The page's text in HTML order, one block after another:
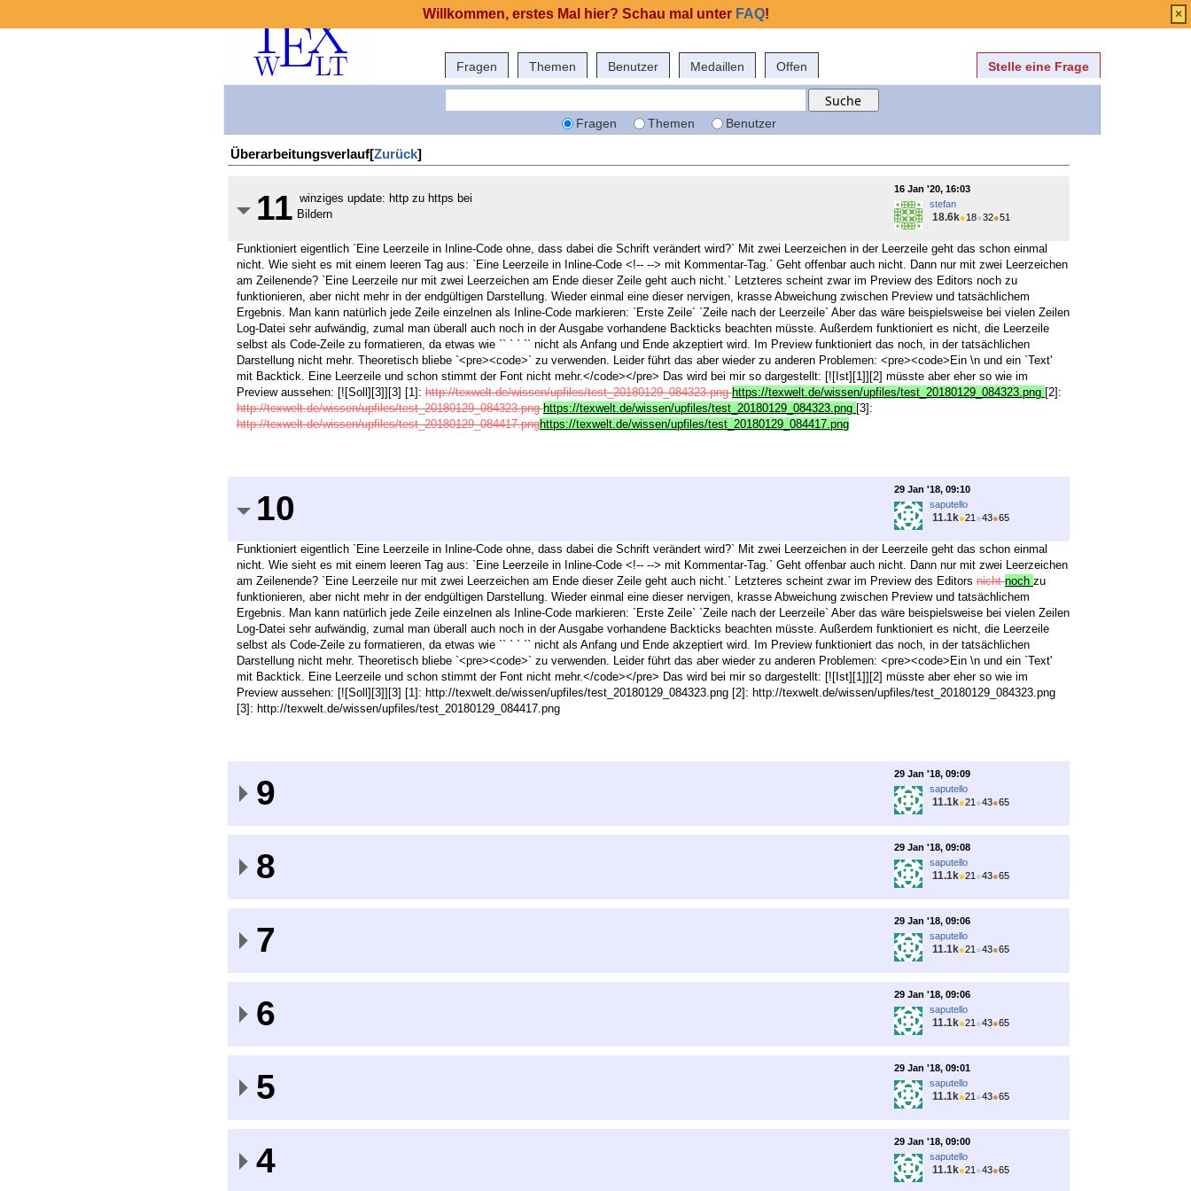
Fragen Themen Benutzer Medaillen Offen Stelle eine Frage
Fragen Themen Benutzer
Überarbeitungsverlauf[Zurück]
11 winziges update: http zu https bei
Bildern
16 Jan '20, 16:03
stefan
18.6k●18●32●51
Funktioniert eigentlich `Eine Leerzeile in Inline-Code ohne, dass dabei die Schrift verändert wird?` Mit zwei Leerzeichen in der Leerzeile geht das schon einmal
nicht. Wie sieht es mit einem leeren Tag aus: `Eine Leerzeile in Inline-Code <!-- --> mit Kommentar-Tag.` Geht offenbar auch nicht. Dann nur mit zwei Leerzeichen
am Zeilenende? `Eine Leerzeile nur mit zwei Leerzeichen am Ende dieser Zeile geht auch nicht.` Letzteres scheint zwar im Preview des Editors noch zu
funktionieren, aber nicht mehr in der endgültigen Darstellung. Wieder einmal eine dieser nervigen, krasse Abweichung zwischen Preview und tatsächlichem
Ergebnis. Man kann natürlich jede Zeile einzelnen als Inline-Code markieren: `Erste Zeile` `Zeile nach der Leerzeile` Aber das wäre beispielsweise bei vielen Zeilen
Log-Datei sehr aufwändig, zumal man überall auch noch in der Ausgabe vorhandene Backticks beachten müsste. Außerdem funktioniert es nicht, die Leerzeile
selbst als Code-Zeile zu formatieren, da etwas wie `` ` ` `` nicht als Anfang und Ende akzeptiert wird. Im Preview funktioniert das noch, in der tatsächlichen
Darstellung nicht mehr. Theoretisch bliebe `<pre><code>` zu verwenden. Leider führt das aber wieder zu anderen Problemen: <pre><code>Ein \n und ein `Text'
mit Backtick. Eine Leerzeile und schon stimmt der Font nicht mehr.</code></pre> Das wird bei mir so dargestellt: [![Ist][1]][2] müsste aber eher so wie im
Preview aussehen: [![Soll][3]][3] [1]: http://texwelt.de/wissen/upfiles/test_20180129_084323.pnghttps://texwelt.de/wissen/upfiles/test_20180129_084323.png [2]:
http://texwelt.de/wissen/upfiles/test_20180129_084323.pnghttps://texwelt.de/wissen/upfiles/test_20180129_084323.png [3]:
http://texwelt.de/wissen/upfiles/test_20180129_084417.pnghttps://texwelt.de/wissen/upfiles/test_20180129_084417.png
10
29 Jan '18, 09:10
saputello
11.1k●21 ●43●65
Funktioniert eigentlich `Eine Leerzeile in Inline-Code ohne, dass dabei die Schrift verändert wird?` Mit zwei Leerzeichen in der Leerzeile geht das schon einmal
nicht. Wie sieht es mit einem leeren Tag aus: `Eine Leerzeile in Inline-Code <!-- --> mit Kommentar-Tag.` Geht offenbar auch nicht. Dann nur mit zwei Leerzeichen
am Zeilenende? `Eine Leerzeile nur mit zwei Leerzeichen am Ende dieser Zeile geht auch nicht.` Letzteres scheint zwar im Preview des Editors nichtnoch zu
funktionieren, aber nicht mehr in der endgültigen Darstellung. Wieder einmal eine dieser nervigen, krasse Abweichung zwischen Preview und tatsächlichem
Ergebnis. Man kann natürlich jede Zeile einzelnen als Inline-Code markieren: `Erste Zeile` `Zeile nach der Leerzeile` Aber das wäre beispielsweise bei vielen Zeilen
Log-Datei sehr aufwändig, zumal man überall auch noch in der Ausgabe vorhandene Backticks beachten müsste. Außerdem funktioniert es nicht, die Leerzeile
selbst als Code-Zeile zu formatieren, da etwas wie `` ` ` `` nicht als Anfang und Ende akzeptiert wird. Im Preview funktioniert das noch, in der tatsächlichen
Darstellung nicht mehr. Theoretisch bliebe `<pre><code>` zu verwenden. Leider führt das aber wieder zu anderen Problemen: <pre><code>Ein \n und ein `Text'
mit Backtick. Eine Leerzeile und schon stimmt der Font nicht mehr.</code></pre> Das wird bei mir so dargestellt: [![Ist][1]][2] müsste aber eher so wie im
Preview aussehen: [![Soll][3]][3] [1]: http://texwelt.de/wissen/upfiles/test_20180129_084323.png [2]: http://texwelt.de/wissen/upfiles/test_20180129_084323.png
[3]: http://texwelt.de/wissen/upfiles/test_20180129_084417.png
9
29 Jan '18, 09:09
saputello
11.1k●21 ●43●65
8
29 Jan '18, 09:08
saputello
11.1k●21 ●43●65
7
29 Jan '18, 09:06
saputello
11.1k●21 ●43●65
6
29 Jan '18, 09:06
saputello
11.1k●21 ●43●65
5
29 Jan '18, 09:01
saputello
11.1k●21 ●43●65
4
29 Jan '18, 09:00
saputello
11.1k●21 ●43●65
Willkommen, erstes Mal hier? Schau mal unter FAQ! ×